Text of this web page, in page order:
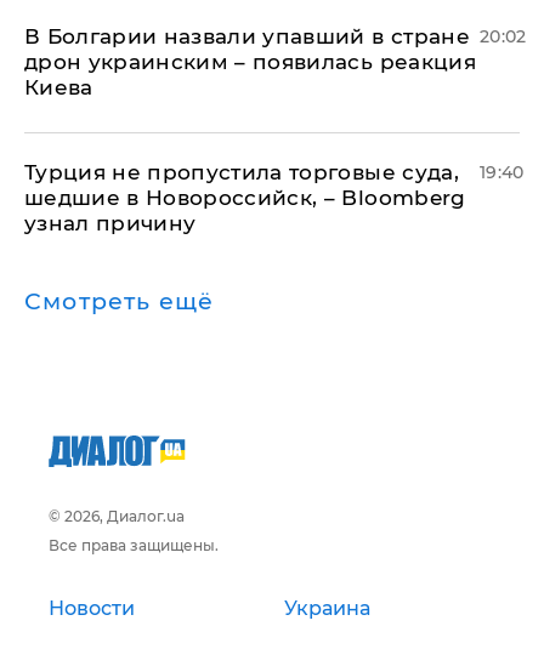
В Болгарии назвали упавший в стране
дрон украинским – появилась реакция
Киева
20:02
Турция не пропустила торговые суда,
шедшие в Новороссийск, – Bloomberg
узнал причину
19:40
Смотреть ещё
© 2026, Диалог.ua
Все права защищены.
Новости Украина